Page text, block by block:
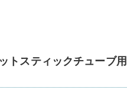
トスティックチューブ